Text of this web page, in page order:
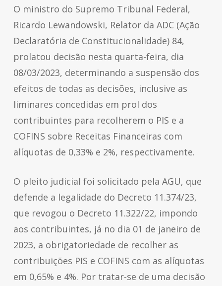
O ministro do Supremo Tribunal Federal,
Ricardo Lewandowski, Relator da ADC (Ação
Declaratória de Constitucionalidade) 84,
prolatou decisão nesta quarta-feira, dia
08/03/2023, determinando a suspensão dos
efeitos de todas as decisões, inclusive as
liminares concedidas em prol dos
contribuintes para recolherem o PIS e a
COFINS sobre Receitas Financeiras com
alíquotas de 0,33% e 2%, respectivamente.
O pleito judicial foi solicitado pela AGU, que
defende a legalidade do Decreto 11.374/23,
que revogou o Decreto 11.322/22, impondo
aos contribuintes, já no dia 01 de janeiro de
2023, a obrigatoriedade de recolher as
contribuições PIS e COFINS com as alíquotas
em 0,65% e 4%. Por tratar-se de uma decisão